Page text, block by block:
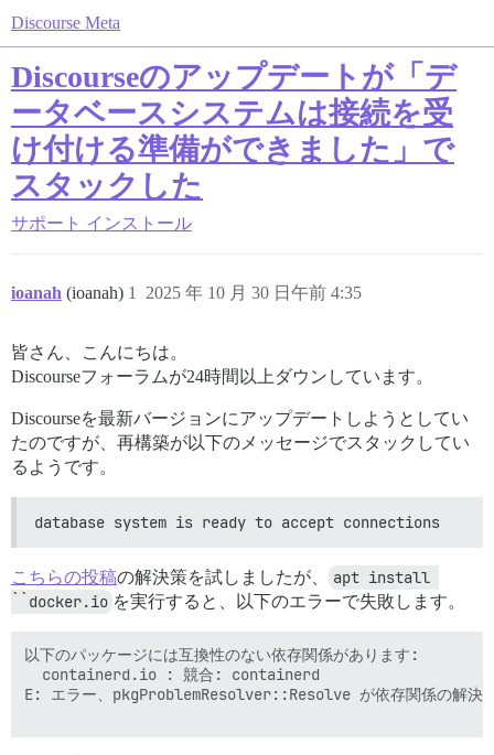
Discourse Meta
Discourseのアップデートが「デ
ータベースシステムは接続を受
け付ける準備ができました」で
スタックした
サポート インストール
ioanah (ioanah) 2025 年 10 月 30 日午前 4:35
1
皆さん、こんにちは。
Discourseフォーラムが24時間以上ダウンしています。
Discourseを最新バージョンにアップデートしようとしてい
たのですが、再構築が以下のメッセージでスタックしてい
るようです。
database system is ready to accept connections
こちらの投稿の解決策を試しましたが、
apt install
``docker.io を実行すると、以下のエラーで失敗します。
以下のパッケージには互換性のない依存関係があります:
  containerd.io : 競合: containerd
E: エラー、pkgProblemResolver::Resolve が依存関係の解決に